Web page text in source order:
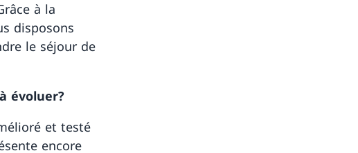
à la
disposons
le séjour de
évoluer?
et testé
encore